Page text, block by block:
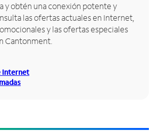
y obtén una conexión potente y
las ofertas actuales en Internet,
y las ofertas especiales
Cantonment.
Internet